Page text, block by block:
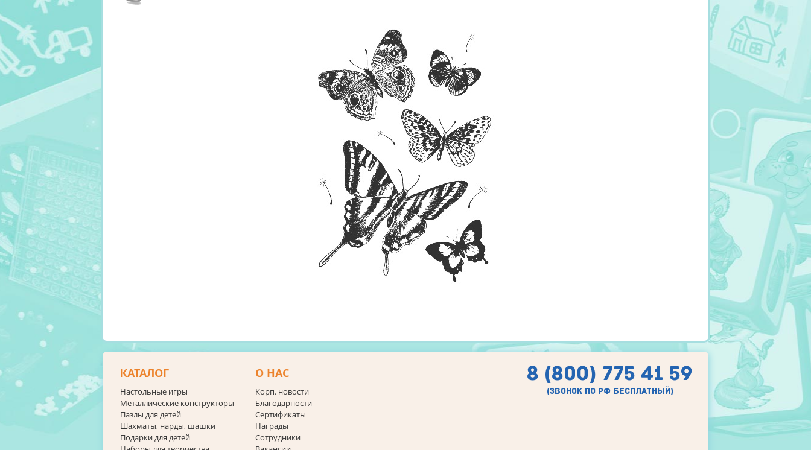
КАТАЛОГ
Настольные игры
Металлические конструкторы
Пазлы для детей
Шахматы, нарды, шашки
Подарки для детей
О НАС
Корп. новости
Благодарности
Сертификаты
Награды
Сотрудники
8 (800) 775 41 59
(звонок по рф бесплатный)